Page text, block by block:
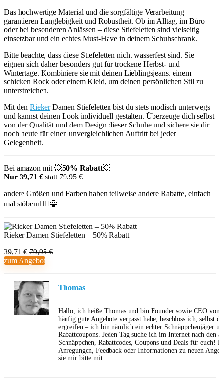
Das hochwertige Material und die sorgfältige Verarbeitung
garantieren Langlebigkeit und Robustheit. Ob im Alltag, im Büro
oder bei besonderen Anlässen – diese Stiefeletten sind vielseitig
einsetzbar und ein echtes Must-Have in deinem Schuhschrank.
Bitte beachte, dass diese Stiefeletten nicht wasserfest sind. Sie
eignen sich daher besonders gut für trockene Herbst- und
Wintertage. Kombiniere sie mit deinen Lieblingsjeans, einem
schicken Rock oder einem Kleid, um deinen persönlichen Stil zu
unterstreichen.
Mit den RiekerDamen Stiefeletten bist du stets modisch unterwegs
und kannst deinen Look individuell gestalten. Überzeuge dich selbst
von der Qualität und dem Design dieser Schuhe und sichere sie dir
noch heute für einen unvergleichlichen Auftritt bei jeder
Gelegenheit.
Bei amazon mit 💥50% Rabatt💥
Nur 39,71 € statt 79.95 €
andere Größen und Farben haben teilweise andere Rabatte, einfach
mal stöbern🙋‍♂️😀
Rieker Damen Stiefeletten – 50% Rabatt
39,71 € 79,95 €
zum Angebot
Thomas
Hallo, ich heiße Thomas und bin Founder sowie CEO
häufig gute Angebote verpasst habe, beschloss ich,
ergreifen – ich bin nämlich ein echter Schnäppchenjäger
Rabattcoupons. Jeden Tag suche ich im Internet nach den
Schnäppchen, Rabattcodes, Coupons und Deals für euch!
Anregungen, Feedback oder Informationen zu neuen
sie mir bitte mit.